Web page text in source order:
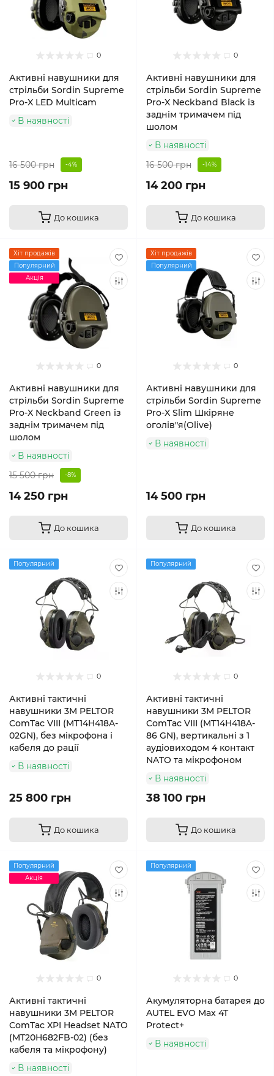
0
Активні навушники для
стрільби Sordin Supreme
Pro-X LED Multicam
В наявності
16 500 грн -4%
15 900 грн
До кошика
0
Активні навушники для
стрільби Sordin Supreme
Pro-X Neckband Black із
заднім тримачем під
шолом
В наявності
16 500 грн
-14%
14 200 грн
До кошика
Хіт продажів
Популярний
Акція
0
Активні навушники для
стрільби Sordin Supreme
Pro-X Neckband Green із
заднім тримачем під
шолом
В наявності
15 500 грн
-8%
14 250 грн
До кошика
Хіт продажів
Популярний
0
Активні навушники для
стрільби Sordin Supreme
Pro-X Slim Шкіряне
оголів"я(Olive)
В наявності
14 500 грн
До кошика
Популярний
0
Активні тактичні
навушники 3M PELTOR
ComTac VIII (MT14H418A-
02GN), без мікрофона і
кабеля до рації
В наявності
25 800 грн
До кошика
Популярний
0
Активні тактичні
навушники 3M PELTOR
ComTac VIII (MT14H418A-
86 GN), вертикальні з 1
аудіовиходом 4 контакт
NATO та мікрофоном
В наявності
38 100 грн
До кошика
Популярний
Акція
0
Активні тактичні
навушники 3M PELTOR
ComTac XPI Headset NATO
(MT20H682FB-02) (без
кабеля та мікрофону)
В наявності
Популярний
0
Акумуляторна батарея до
AUTEL EVO Max 4T
Protect+
В наявності